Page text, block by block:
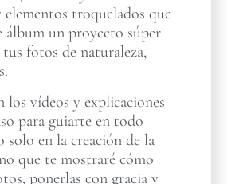
troquelados que
álbum un proyecto súper
tus fotos de naturaleza,
los vídeos y explicaciones
para guiarte en todo
solo en la creación de la
que te mostraré cómo
ponerlas con gracia y